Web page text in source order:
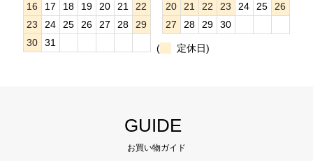
16
17 18 19 20 21
22
23
24 25 26 27 28
29
30
31
20
21 22 23 24 25
26
27
28 29 30
( 定休日)
GUIDE
お買い物ガイド